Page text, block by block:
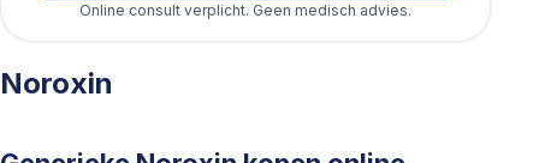
Online consult verplicht. Geen medisch advies.
Noroxin